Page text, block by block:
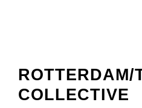
ROTTERDAM/
COLLECTIVE